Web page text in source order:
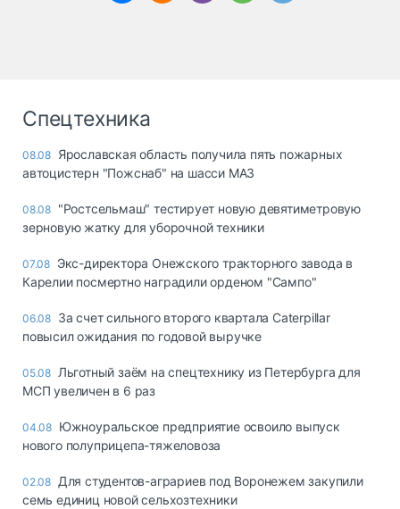
Спецтехника
08.08 Ярославская область получила пять пожарных
автоцистерн "Пожснаб" на шасси МАЗ
08.08 "Ростсельмаш" тестирует новую девятиметровую
зерновую жатку для уборочной техники
07.08 Экс-директора Онежского тракторного завода в
Карелии посмертно наградили орденом "Сампо"
06.08 За счет сильного второго квартала Caterpillar
повысил ожидания по годовой выручке
05.08 Льготный заём на спецтехнику из Петербурга для
МСП увеличен в 6 раз
04.08 Южноуральское предприятие освоило выпуск
нового полуприцепа-тяжеловоза
02.08 Для студентов-аграриев под Воронежем закупили
семь единиц новой сельхозтехники